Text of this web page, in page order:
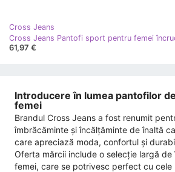
Cross Jeans
61,97 €
Introducere în lumea pantofilor
femei
Brandul Cross Jeans a fost renumit
îmbrăcăminte și încălțăminte de înaltă
care apreciază moda, confortul și
Oferta mărcii include o selecție largă
femei, care se potrivesc perfect cu